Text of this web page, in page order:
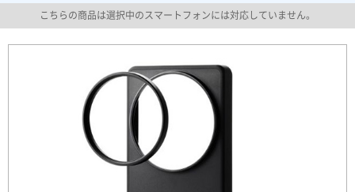
こちらの商品は選択中のスマートフォンには対応していません。